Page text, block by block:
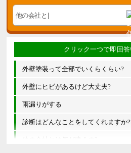
外壁塗装って全部でいくらくらい?
外壁にヒビがあるけど大丈夫?
雨漏りがする
診断はどんなことをしてくれますか?
他の会社とは何が違うの?